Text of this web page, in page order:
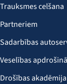
Trauksmes celšana
Partneriem
Sadarbības
Veselības
Drošības akadēmija